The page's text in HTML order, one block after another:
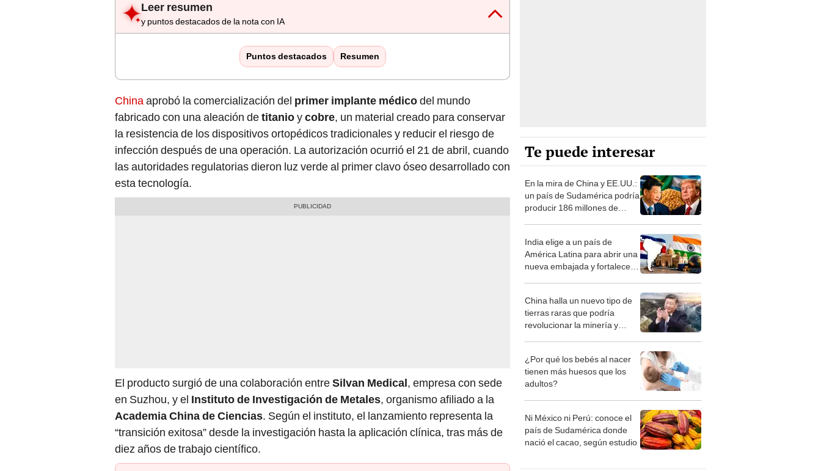
Leer resumen
y puntos destacados de la nota con IA
Puntos destacados Resumen
Chinaaprobó la comercialización del primer implante médicodel mundo
fabricado con una aleación detitanioycobre, un material creado para conservar
la resistencia de los dispositivos ortopédicos tradicionales y reducir el riesgo de
infección después de una operación. La autorización ocurrió el 21 de abril, cuando
las autoridades regulatorias dieron luz verde al primer clavo óseo desarrollado con
esta tecnología.
El producto surgió de una colaboración entreSilvan Medical, empresa con sede
en Suzhou, y el Instituto de Investigación de Metales, organismo afiliado a la
Academia China de Ciencias. Según el instituto, el lanzamiento representa la
“transición exitosa” desde la investigación hasta la aplicación clínica, tras más de
diez años de trabajo científico.
Te puede interesar
En la mira de China y EE.UU.:
un país de Sudamérica podría
producir 186 millones de
India elige a un país de
América Latina para abrir una
nueva embajada y fortalecer
China halla un nuevo tipo de
tierras raras que podría
revolucionar la minería y
¿Por qué los bebés al nacer
tienen más huesos que los
adultos?
Ni México ni Perú: conoce el
país de Sudamérica donde
nació el cacao, según estudio